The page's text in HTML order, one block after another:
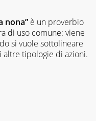
nona” è un proverbio
di uso comune: viene
si vuole sottolineare
tipologie di azioni.